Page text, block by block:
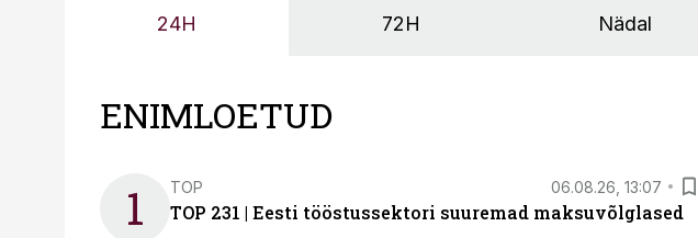
24H 72H Nädal
ENIMLOETUD
1 TOP 06.08.26, 13:07
TOP 231 | Eesti tööstussektori suuremad maksuvõlglased